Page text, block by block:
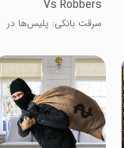
Vs Robbers
سرقت بانکی: پلیس‌ها در